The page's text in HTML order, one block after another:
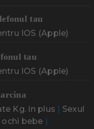
tau
IOS (Apple)
tau
IOS (Apple)
Kg. in plus | Sexul
ochi bebe |